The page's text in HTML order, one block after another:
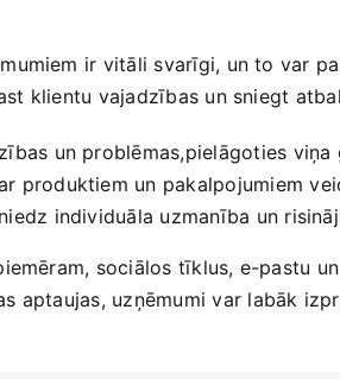
ir vitāli svarīgi, un to​ var
klientu vajadzības un ‌sniegt
un problēmas,pielāgoties‍ viņa⁢
produktiem un pakalpojumiem
individuāla uzmanība un
sociālos tīklus, e-pastu⁢
aptaujas, uzņēmumi var labāk